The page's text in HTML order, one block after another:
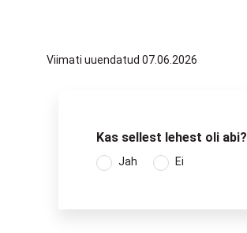
Viimati uuendatud 07.06.2026
Kas sellest lehest oli abi?
Jah Ei